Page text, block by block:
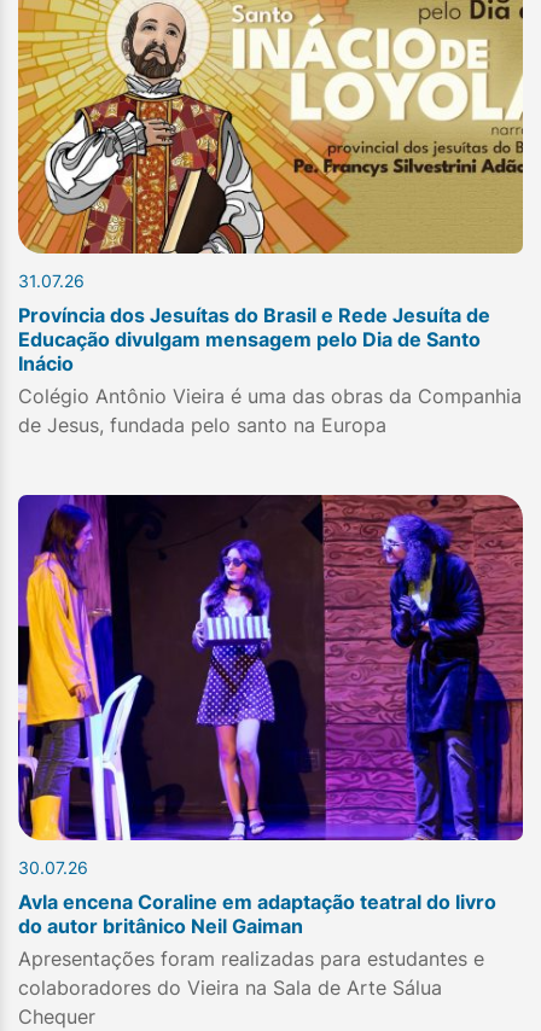
31.07.26
Província dos Jesuítas do Brasil e Rede Jesuíta de
Educação divulgam mensagem pelo Dia de Santo
Inácio
Colégio Antônio Vieira é uma das obras da Companhia
de Jesus, fundada pelo santo na Europa
30.07.26
Avla encena Coraline em adaptação teatral do livro
do autor britânico Neil Gaiman
Apresentações foram realizadas para estudantes e
colaboradores do Vieira na Sala de Arte Sálua
Chequer